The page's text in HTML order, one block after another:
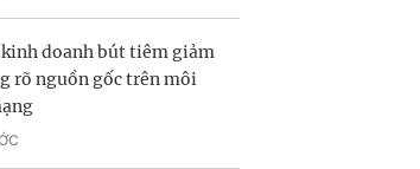
doanh bút tiêm giảm
rõ nguồn gốc trên môi